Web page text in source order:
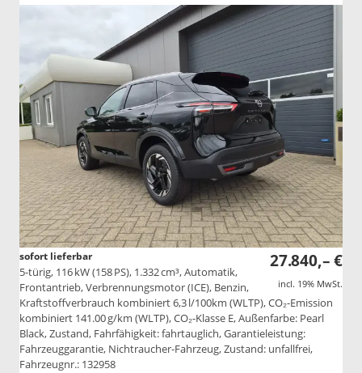
27.840,– €
incl. 19% MwSt.
sofort lieferbar
5-türig, 116 kW (158 PS), 1.332 cm³, Automatik,
Frontantrieb, Verbrennungsmotor (ICE), Benzin,
Kraftstoffverbrauch kombiniert 6,3 l/100km (WLTP), CO₂-Emission
kombiniert 141.00 g/km (WLTP), CO₂-Klasse E, Außenfarbe: Pearl
Black, Zustand, Fahrfähigkeit: fahrtauglich, Garantieleistung:
Fahrzeuggarantie, Nichtraucher-Fahrzeug, Zustand: unfallfrei,
Fahrzeugnr.: 132958